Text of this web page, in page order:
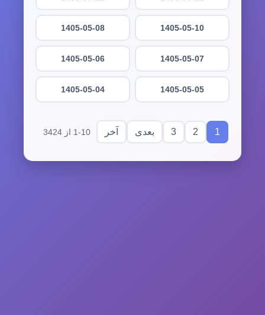
1405-05-10
1405-05-08
1405-05-07
1405-05-06
1405-05-05
1405-05-04
1
2
3 بعدی آخر 1-10 از 3424